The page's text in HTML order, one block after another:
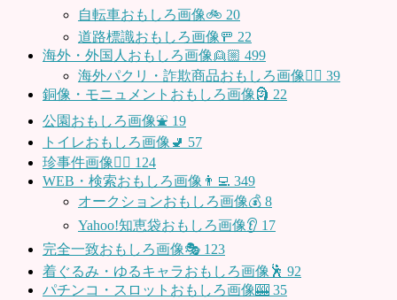
自転車おもしろ画像🚲 20
道路標識おもしろ画像🚥 22
海外・外国人おもしろ画像👱🏼 499
海外パクリ・詐欺商品おもしろ画像🙅‍♀️ 39
銅像・モニュメントおもしろ画像🗿 22
公園おもしろ画像⛲️ 19
トイレおもしろ画像🚽 57
珍事件画像👮‍♂️ 124
WEB・検索おもしろ画像👨‍💻 349
オークションおもしろ画像💰 8
Yahoo!知恵袋おもしろ画像👂 17
完全一致おもしろ画像🎭 123
着ぐるみ・ゆるキャラおもしろ画像🕺 92
パチンコ・スロットおもしろ画像🎰 35